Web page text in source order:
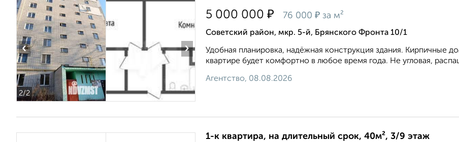
2/2
‹ ›
5 000 000 ₽ 76 000 ₽ за м²
Советский район, мкр. 5-й, Брянского Фронта 10/1
Удобная планировка, надёжная конструкция здания. Кирпичные
квартире будет комфортно в любое время года. Не угловая,
Агентство, 08.08.2026
1-к квартира, на длительный срок, 40м², 3/9 этаж